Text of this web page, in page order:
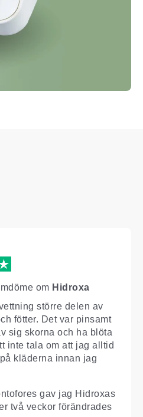
om Hidroxa
större delen av
fötter. Det var pinsamt
sig skorna och ha blöta
inte tala om att jag alltid
kläderna innan jag
gav jag Hidroxas
två veckor förändrades